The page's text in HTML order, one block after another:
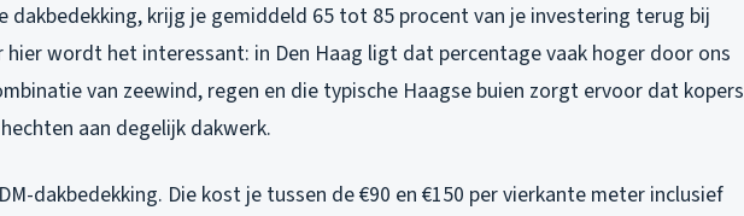
dakbedekking, krijg je gemiddeld 65 tot 85 procent van je investering terug bij
hier wordt het interessant: in Den Haag ligt dat percentage vaak hoger door ons
van zeewind, regen en die typische Haagse buien zorgt ervoor dat kopers
aan degelijk dakwerk.
dakbedekking. Die kost je tussen de €90 en €150 per vierkante meter inclusief